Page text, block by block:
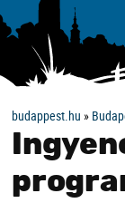
budappest.hu »